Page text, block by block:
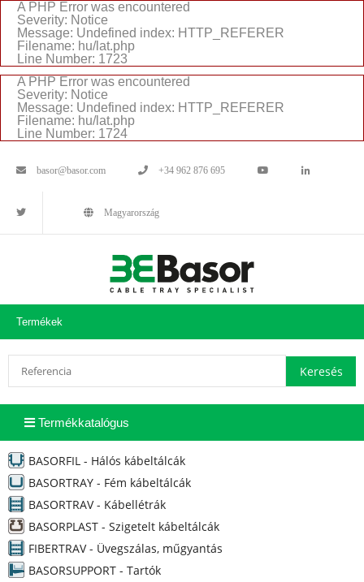
A PHP Error was encountered
Severity: Notice
Message: Undefined index: HTTP_REFERER
Filename: hu/lat.php
Line Number: 1723
A PHP Error was encountered
Severity: Notice
Message: Undefined index: HTTP_REFERER
Filename: hu/lat.php
Line Number: 1724
basor@basor.com +34 962 876 695
Magyarország
Termékek
Termékkatalógus
BASORFIL - Hálós kábeltálcák
BASORTRAY - Fém kábeltálcák
BASORTRAV - Kábellétrák
BASORPLAST - Szigetelt kábeltálcák
FIBERTRAV - Üvegszálas, műgyantás
BASORSUPPORT - Tartók